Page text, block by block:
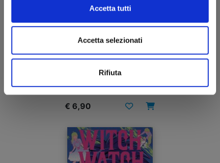
Accetta tutti
Accetta selezionati
Rifiuta
€ 6,90